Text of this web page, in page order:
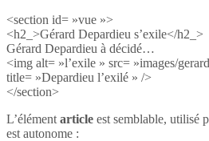
<section id= »vue »>
<h2_>Gérard Depardieu s’exile</h2_>
Gérard Depardieu à décidé…
<img alt= »l’exile » src= »images/
title= »Depardieu l’exilé » />
</section>
L’élément article est semblable, utilisé
est autonome :